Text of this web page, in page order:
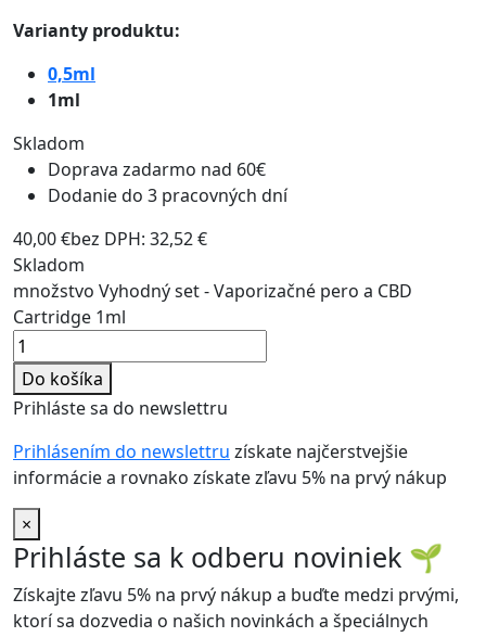
Varianty produktu:
0,5ml
1ml
Skladom
Doprava zadarmo nad 60€
Dodanie do 3 pracovných dní
40,00€bez DPH: 32,52€
Skladom
množstvo Vyhodný set - Vaporizačné pero a CBD
Cartridge 1ml
Do košíka
Prihláste sa do newslettru
Prihlásením do newslettru získate najčerstvejšie
informácie a rovnako získate zľavu 5% na prvý nákup
×
Prihláste sa k odberu noviniek 🌱
Získajte zľavu 5% na prvý nákup a buďte medzi prvými,
ktorí sa dozvedia o našich novinkách a špeciálnych